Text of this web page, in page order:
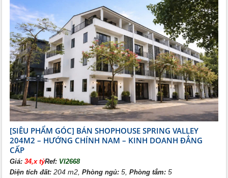
[SIÊU PHẨM GÓC] BÁN SHOPHOUSE SPRING VALLEY
204M2 – HƯỚNG CHÍNH NAM – KINH DOANH ĐẲNG
CẤP
Giá:34,x tỷRef: VI2668
Diện tích đất: 204 m2,Phòng ngủ: 5,Phòng tắm: 5